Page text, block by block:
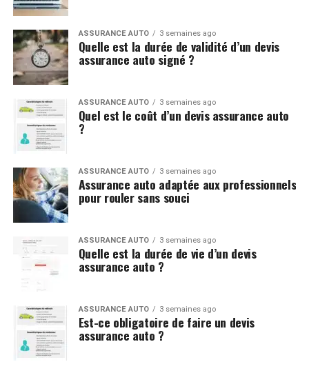
ASSURANCE AUTO 3 semaines ago
Quelle est la durée de validité d’un devis
assurance auto signé ?
ASSURANCE AUTO 3 semaines ago
Quel est le coût d’un devis assurance auto
?
ASSURANCE AUTO 3 semaines ago
Assurance auto adaptée aux professionnels
pour rouler sans souci
ASSURANCE AUTO 3 semaines ago
Quelle est la durée de vie d’un devis
assurance auto ?
ASSURANCE AUTO 3 semaines ago
Est-ce obligatoire de faire un devis
assurance auto ?